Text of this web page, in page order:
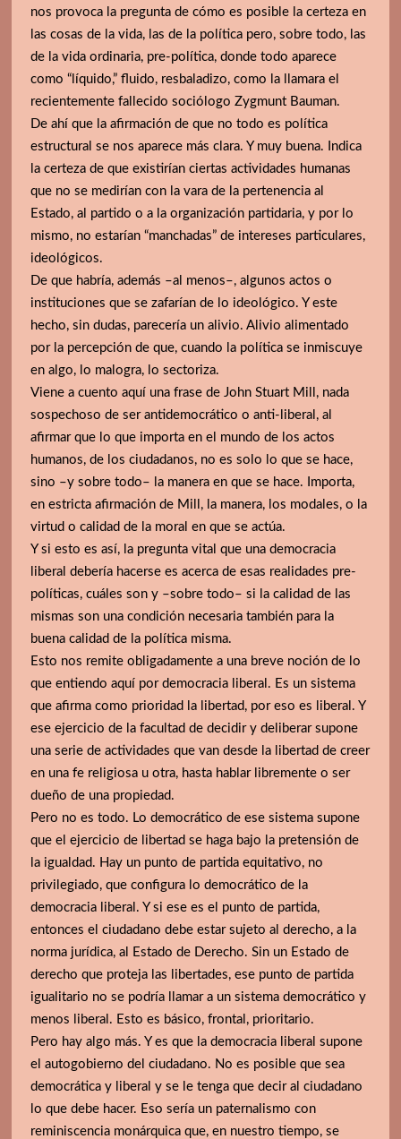
nos provoca la pregunta de cómo es posible la certeza en
las cosas de la vida, las de la política pero, sobre todo, las
de la vida ordinaria, pre-política, donde todo aparece
como “líquido,” fluido, resbaladizo, como la llamara el
recientemente fallecido sociólogo Zygmunt Bauman.
De ahí que la afirmación de que no todo es política
estructural se nos aparece más clara. Y muy buena. Indica
la certeza de que existirían ciertas actividades humanas
que no se medirían con la vara de la pertenencia al
Estado, al partido o a la organización partidaria, y por lo
mismo, no estarían “manchadas” de intereses particulares,
ideológicos.
De que habría, además –al menos–, algunos actos o
instituciones que se zafarían de lo ideológico. Y este
hecho, sin dudas, parecería un alivio. Alivio alimentado
por la percepción de que, cuando la política se inmiscuye
en algo, lo malogra, lo sectoriza.
Viene a cuento aquí una frase de John Stuart Mill, nada
sospechoso de ser antidemocrático o anti-liberal, al
afirmar que lo que importa en el mundo de los actos
humanos, de los ciudadanos, no es solo lo que se hace,
sino –y sobre todo– la manera en que se hace. Importa,
en estricta afirmación de Mill, la manera, los modales, o la
virtud o calidad de la moral en que se actúa.
Y si esto es así, la pregunta vital que una democracia
liberal debería hacerse es acerca de esas realidades pre-
políticas, cuáles son y –sobre todo– si la calidad de las
mismas son una condición necesaria también para la
buena calidad de la política misma.
Esto nos remite obligadamente a una breve noción de lo
que entiendo aquí por democracia liberal. Es un sistema
que afirma como prioridad la libertad, por eso es liberal. Y
ese ejercicio de la facultad de decidir y deliberar supone
una serie de actividades que van desde la libertad de creer
en una fe religiosa u otra, hasta hablar libremente o ser
dueño de una propiedad.
Pero no es todo. Lo democrático de ese sistema supone
que el ejercicio de libertad se haga bajo la pretensión de
la igualdad. Hay un punto de partida equitativo, no
privilegiado, que configura lo democrático de la
democracia liberal. Y si ese es el punto de partida,
entonces el ciudadano debe estar sujeto al derecho, a la
norma jurídica, al Estado de Derecho. Sin un Estado de
derecho que proteja las libertades, ese punto de partida
igualitario no se podría llamar a un sistema democrático y
menos liberal. Esto es básico, frontal, prioritario.
Pero hay algo más. Y es que la democracia liberal supone
el autogobierno del ciudadano. No es posible que sea
democrática y liberal y se le tenga que decir al ciudadano
lo que debe hacer. Eso sería un paternalismo con
reminiscencia monárquica que, en nuestro tiempo, se